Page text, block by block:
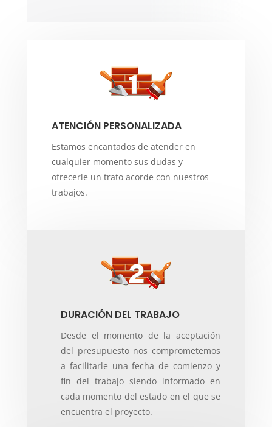
ATENCIÓN PERSONALIZADA
Estamos encantados de atender en
cualquier momento sus dudas y
ofrecerle un trato acorde con nuestros
trabajos.
DURACIÓN DEL TRABAJO
Desde el momento de la aceptación
del presupuesto nos comprometemos
a facilitarle una fecha de comienzo y
fin del trabajo siendo informado en
cada momento del estado en el que se
encuentra el proyecto.